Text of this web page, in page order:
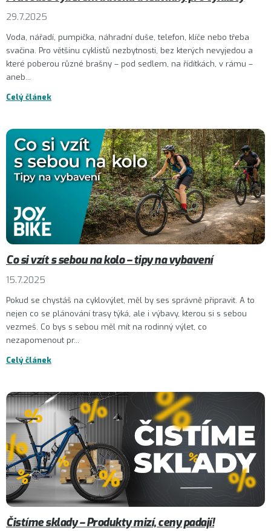
29.7.2025
Voda, nářadí, pumpička, náhradní duše, telefon, klíče nebo třeba
svačina. Pro většinu cyklistů nezbytnosti, bez kterých nevyjedou a
které poberou různé brašny – pod sedlem, na řídítkách, v rámu –
aneb...
Celý článek
Co si vzít s sebou na kolo – tipy na vybavení
15.7.2025
Pokud se chystáš na cyklovýlet, měl by ses správně připravit. A to
nejen co se plánování trasy týká, ale i výbavy, kterou si s sebou
vezmeš. Co bys s sebou měl mít na rodinný výlet, co
nezapomenout pr...
Celý článek
Čistíme sklady – Produkty mizí, ceny padají!